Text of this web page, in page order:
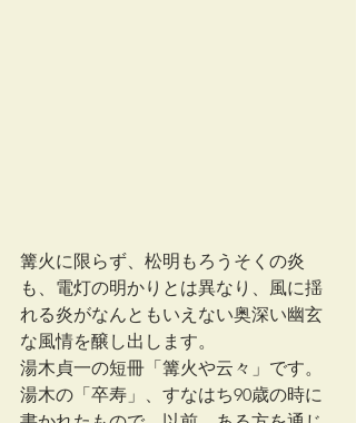
篝火に限らず、松明もろうそくの炎
も、電灯の明かりとは異なり、風に揺
れる炎がなんともいえない奥深い幽玄
な風情を醸し出します。
湯木貞一の短冊「篝火や云々」です。
湯木の「卒寿」、すなはち90歳の時に